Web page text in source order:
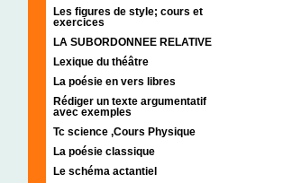
Les figures de style; cours et
exercices
LA SUBORDONNEE RELATIVE
Lexique du théâtre
La poésie en vers libres
Rédiger un texte argumentatif
avec exemples
Tc science ,Cours Physique
La poésie classique
Le schéma actantiel